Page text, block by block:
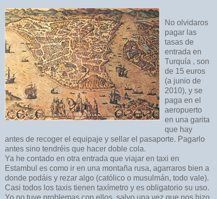
No olvidaros
pagar las
tasas de
entrada en
Turquía , son
de 15 euros
(a junio de
2010), y se
paga en el
aeropuerto
en una garita
que hay
antes de recoger el equipaje y sellar el pasaporte. Pagarlo
antes sino tendréis que hacer doble cola.
Ya he contado en otra entrada que viajar en taxi en
Estambul es como ir en una montaña rusa, agarraros bien a
donde podáis y rezar algo (católico o musulmán, todo vale).
Casi todos los taxis tienen taxímetro y es obligatorio su uso.
Yo no tuve problemas con ellos, salvo una vez que nos hizo